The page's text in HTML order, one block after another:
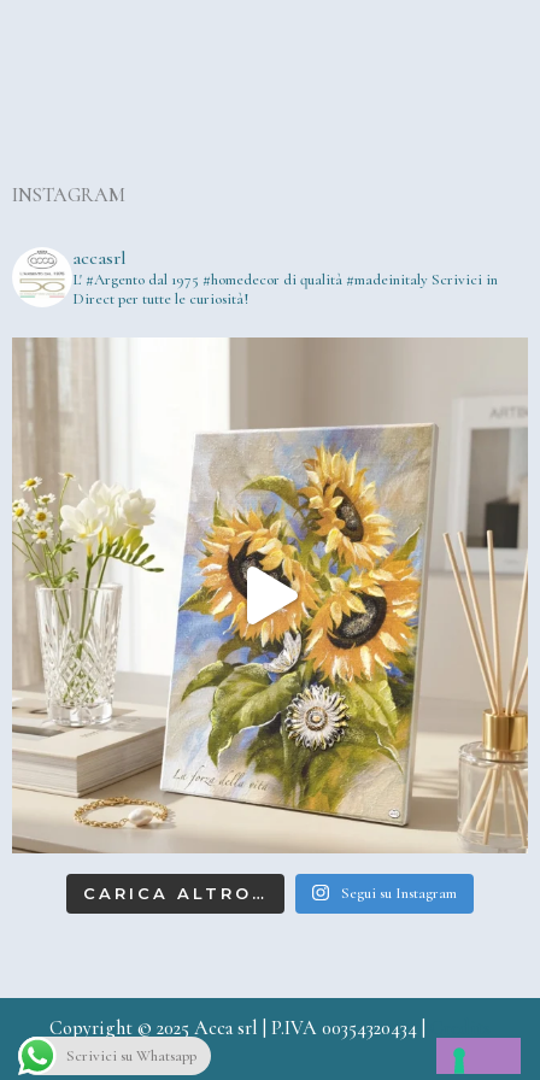
INSTAGRAM
accasrl
L' #Argento dal 1975 #homedecor di qualità #madeinitaly Scrivici in
Direct per tutte le curiosità!
CARICA ALTRO… Segui su Instagram
Copyright © 2025 Acca srl | P.IVA 00354320434 |
Scrivici su Whatsapp